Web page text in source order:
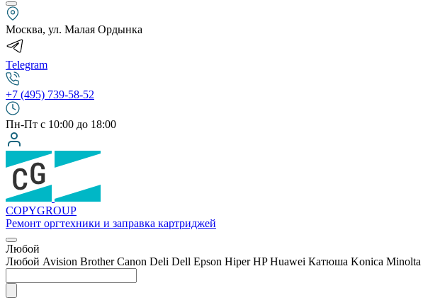
Москва, ул. Малая Ордынка
Telegram
+7 (495) 739-58-52
Пн-Пт с 10:00 до 18:00
COPYGROUP
Ремонт оргтехники и заправка картриджей
Любой
Любой Avision Brother Canon Deli Dell Epson Hiper HP Huawei Катюша Konica Minolta